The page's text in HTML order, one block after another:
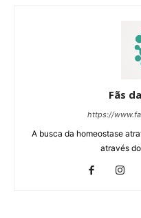
Fãs
https://
A busca da homeostase
através